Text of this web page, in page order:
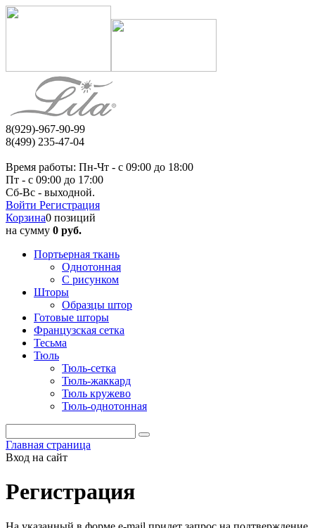
8(929)-967-90-99
8(499) 235-47-04
Время работы: Пн-Чт - c 09:00 до 18:00
Пт - с 09:00 до 17:00
Сб-Вс - выходной.
Войти Регистрация
Корзина0 позиций
на сумму 0 руб.
Портьерная ткань
Однотонная
С рисунком
Шторы
Образцы штор
Готовые шторы
Французская сетка
Тесьма
Тюль
Тюль-сетка
Тюль-жаккард
Тюль кружево
Тюль-однотонная
Главная страница
Вход на сайт
Регистрация